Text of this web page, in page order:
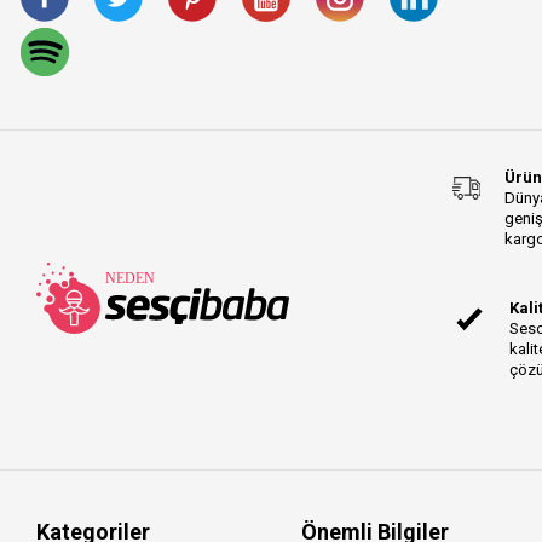
EW-DP Series
iRig Pro Duo Series
Instrument Series
Prolink Rock Instrument
Series
Kategoriler Önemli Bilgiler